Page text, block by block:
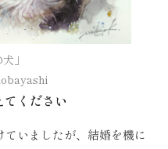
」
ください
いましたが、結婚を機に